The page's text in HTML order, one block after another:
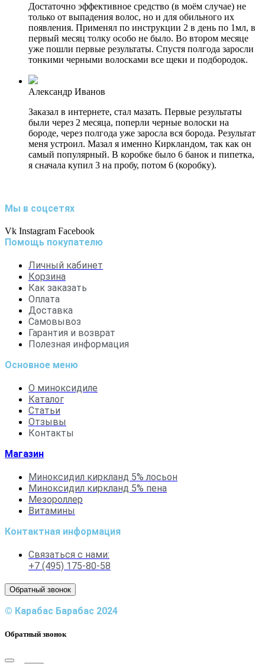
Достаточно эффективное средство (в моём случае) не
только от выпадения волос, но и для обильного их
появления. Применял по инструкции 2 в день по 1мл, в
первый месяц толку особо не было. Во втором месяце
уже пошли первые результаты. Спустя полгода заросли
тонкими черными волосками все щеки и подбородок.
Александр Иванов
Заказал в интернете, стал мазать. Первые результаты
были через 2 месяца, поперли черные волоски на
бороде, через полгода уже заросла вся борода. Результат
меня устроил. Мазал я именно Киркландом, так как он
самый популярный. В коробке было 6 банок и пипетка,
я сначала купил 3 на пробу, потом 6 (коробку).
Мы в соцсетях
Vk Instagram Facebook
Помощь покупателю
Личный кабинет
Корзина
Как заказать
Оплата
Доставка
Самовывоз
Гарантия и возврат
Полезная информация
Основное меню
О миноксидиле
Каталог
Статьи
Отзывы
Контакты
Магазин
Миноксидил киркланд 5% лосьон
Миноксидил киркланд 5% пена
Мезороллер
Витамины
Контактная информация
Связаться с нами:
+7 (495) 175-80-58
Обратный звонок
© Карабас Барабас 2024
Обратный звонок